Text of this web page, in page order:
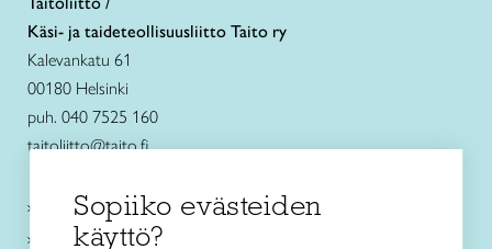
Käsi- ja taideteollisuusliitto Taito ry
Kalevankatu 61
00180 Helsinki
puh. 040 7525 160
taitoliitto@taito.fi
Käsityökurssit ja koulutus
Ajankohtaista
Sopiiko evästeiden
käyttö?